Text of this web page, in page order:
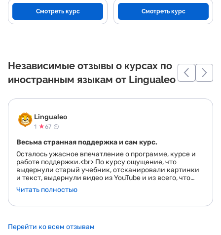
Смотреть курс Смотреть курс
Независимые отзывы о курсах по
иностранным языкам от Lingualeo
Lingualeo
1 ★67
Весьма странная поддержка и сам курс.
Осталось ужасное впечатление о программе, курсе и
работе поддержки.<br> По курсу ощущение, что
выдернули старый учебник, отсканировали картинки
и текст, выдернули видео из YouTube и из всего, что
было слепили курс. Назойливая реклама по покупке
Премиум на всю жизнь, она будет вас преследовать
разговор. После покупки Премиума ввиду сложной
ситуации не смог заниматься, попросил вернуть
Читать полностью
Перейти ко всем отзывам